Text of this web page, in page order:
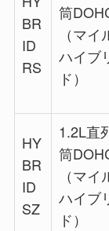
BR
ID
RS
筒
（マイ
ハイブ
ド）
HY
BR
ID
SZ
1.2L直
筒
（マイ
ハイブ
ド）